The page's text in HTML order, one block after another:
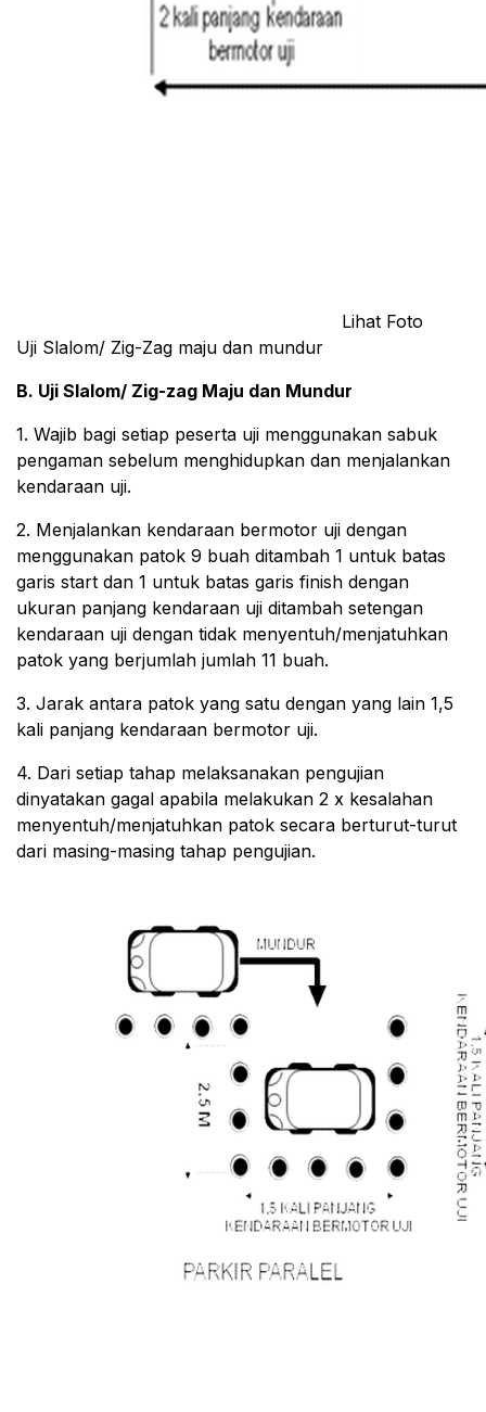
Lihat Foto
Uji Slalom/ Zig-Zag maju dan mundur
B. Uji Slalom/ Zig-zag Maju dan Mundur
1. Wajib bagi setiap peserta uji menggunakan sabuk
pengaman sebelum menghidupkan dan menjalankan
kendaraan uji.
2. Menjalankan kendaraan bermotor uji dengan
menggunakan patok 9 buah ditambah 1 untuk batas
garis start dan 1 untuk batas garis finish dengan
ukuran panjang kendaraan uji ditambah setengan
kendaraan uji dengan tidak menyentuh/menjatuhkan
patok yang berjumlah jumlah 11 buah.
3. Jarak antara patok yang satu dengan yang lain 1,5
kali panjang kendaraan bermotor uji.
4. Dari setiap tahap melaksanakan pengujian
dinyatakan gagal apabila melakukan 2 x kesalahan
menyentuh/menjatuhkan patok secara berturut-turut
dari masing-masing tahap pengujian.